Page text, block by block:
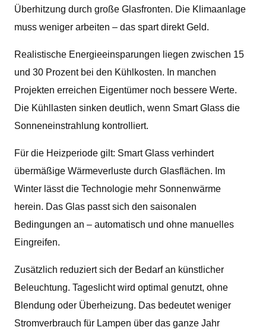
Überhitzung durch große Glasfronten. Die Klimaanlage
muss weniger arbeiten – das spart direkt Geld.
Realistische Energieeinsparungen liegen zwischen 15
und 30 Prozent bei den Kühlkosten. In manchen
Projekten erreichen Eigentümer noch bessere Werte.
Die Kühllasten sinken deutlich, wenn Smart Glass die
Sonneneinstrahlung kontrolliert.
Für die Heizperiode gilt: Smart Glass verhindert
übermäßige Wärmeverluste durch Glasflächen. Im
Winter lässt die Technologie mehr Sonnenwärme
herein. Das Glas passt sich den saisonalen
Bedingungen an – automatisch und ohne manuelles
Eingreifen.
Zusätzlich reduziert sich der Bedarf an künstlicher
Beleuchtung. Tageslicht wird optimal genutzt, ohne
Blendung oder Überheizung. Das bedeutet weniger
Stromverbrauch für Lampen über das ganze Jahr